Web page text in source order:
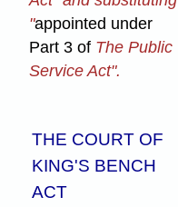
"appointed under
Part 3 of The Public
Service Act".
THE COURT OF
KING'S BENCH
ACT